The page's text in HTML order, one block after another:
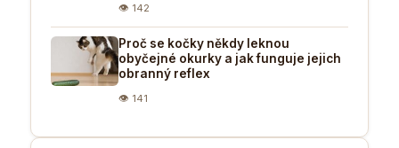
👁 142
Proč se kočky někdy leknou
obyčejné okurky a jak funguje jejich
obranný reflex
👁 141